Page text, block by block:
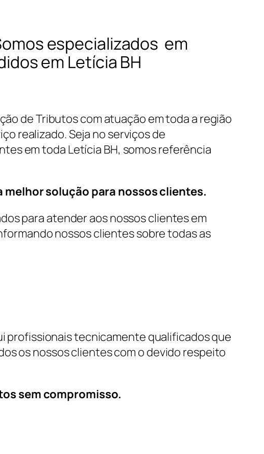
especializados em
em Letícia BH
de Tributos com atuação em toda a região
realizado. Seja no serviços de
em toda Letícia BH, somos referência
solução para nossos clientes.
para atender aos nossos clientes em
nossos clientes sobre todas as
profissionais tecnicamente qualificados que
os nossos clientes com o devido respeito
sem compromisso.